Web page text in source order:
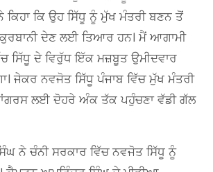
ਕਿ ਉਹ ਸਿੱਧੂ ਨੂੰ ਮੁੱਖ ਮੰਤਰੀ ਬਣਨ ਤੋਂ
ਦੇਣ ਲਈ ਤਿਆਰ ਹਨ। ਮੈਂ ਆਗਾਮੀ
ਸਿੱਧੂ ਦੇ ਵਿਰੁੱਧ ਇੱਕ ਮਜ਼ਬੂਤ ​​ਉਮੀਦਵਾਰ
ਜੇਕਰ ਨਵਜੋਤ ਸਿੱਧੂ ਪੰਜਾਬ ਵਿੱਚ ਮੁੱਖ ਮੰਤਰੀ
ਲਈ ਦੋਹਰੇ ਅੰਕ ਤੱਕ ਪਹੁੰਚਣਾ ਵੱਡੀ ਗੱਲ
ਨੇ ਚੰਨੀ ਸਰਕਾਰ ਵਿੱਚ ਨਵਜੋਤ ਸਿੱਧੂ ਨੂੰ